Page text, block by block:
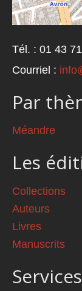
Tél. : 01 43
Courriel :
Par
Méandre
Les
Collections
Auteurs
Livres
Manuscrits
Services